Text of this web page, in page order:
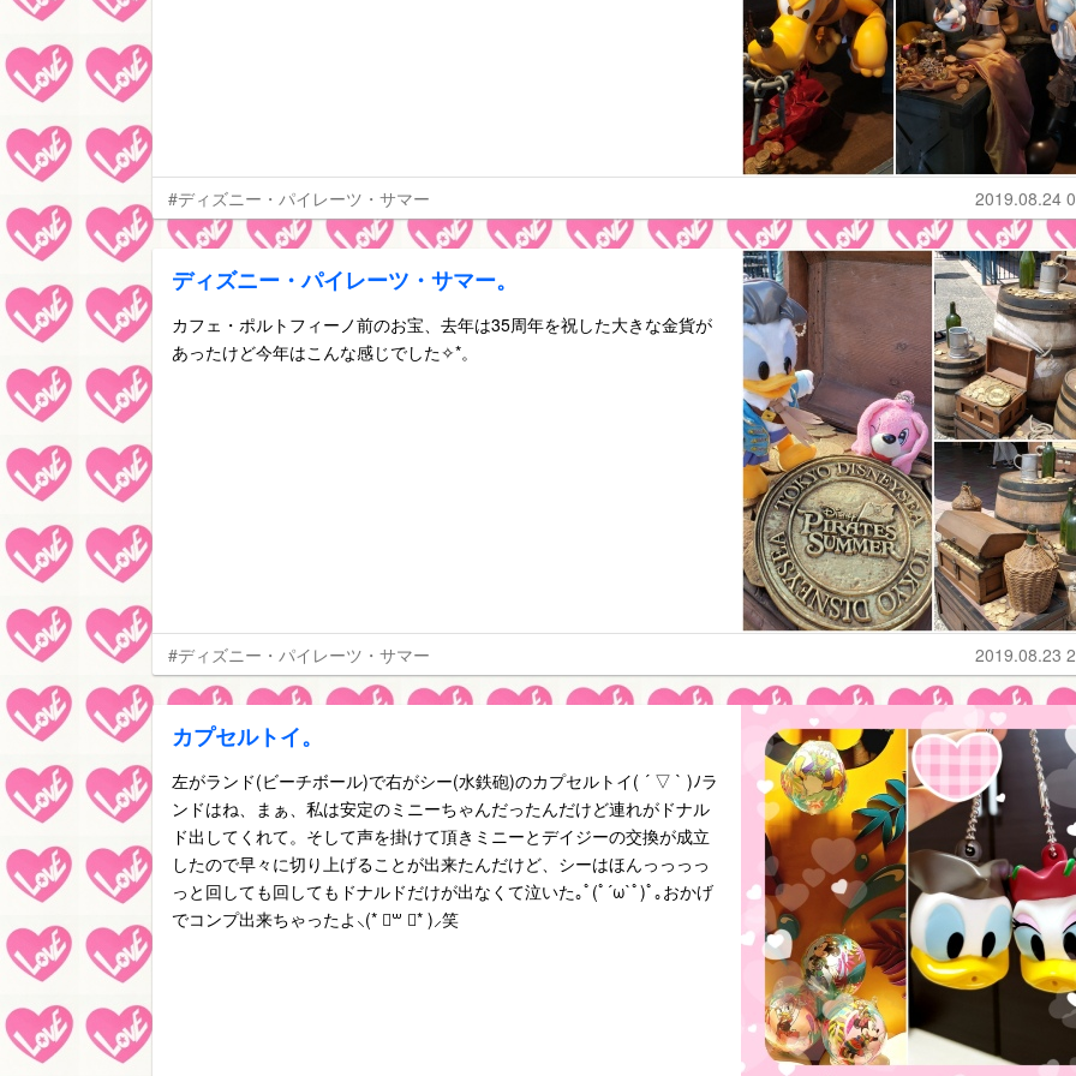
#ディズニー・パイレーツ・サマー 2019.08.24
ディズニー・パイレーツ・サマー。
カフェ・ポルトフィーノ前のお宝、去年は35周年を祝した大きな金貨が
あったけど今年はこんな感じでした✧*。
#ディズニー・パイレーツ・サマー 2019.08.23
カプセルトイ。
左がランド(ビーチボール)で右がシー(水鉄砲)のカプセルトイ( ´ ▽ ` )ﾉラ
ンドはね、まぁ、私は安定のミニーちゃんだったんだけど連れがドナル
ド出してくれて。そして声を掛けて頂きミニーとデイジーの交換が成立
したので早々に切り上げることが出来たんだけど、シーはほんっっっっ
っと回しても回してもドナルドだけが出なくて泣いた｡ﾟ(ﾟ´ω`ﾟ)ﾟ｡おかげ
でコンプ出来ちゃったよ⸜(* ॑꒳ ॑* )⸝笑